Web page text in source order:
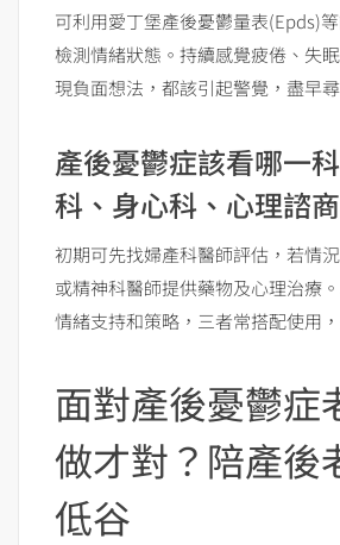
可利用愛丁堡產後憂鬱量表(Epds)
檢測情緒狀態。持續感覺疲倦、失
現負面想法，都該引起警覺，盡早
產後憂鬱症該看哪一
科、身心科、心理諮
初期可先找婦產科醫師評估，若情
或精神科醫師提供藥物及心理治療
情緒支持和策略，三者常搭配使用
面對產後憂鬱症
做才對？陪產後
低谷